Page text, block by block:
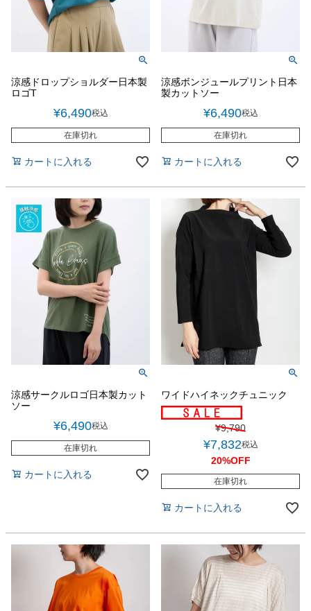
涼感ドロップショルダー日本製
ロゴT
¥6,490税込
在庫切れ
カートに入れる
涼感ボンジュールプリント日本
製カットソー
¥6,490税込
在庫切れ
カートに入れる
涼感サークルロゴ日本製カット
ソー
¥6,490税込
在庫切れ
カートに入れる
ワイドハイネックチュニック
¥9,790
¥7,832税込
20%OFF
在庫切れ
カートに入れる